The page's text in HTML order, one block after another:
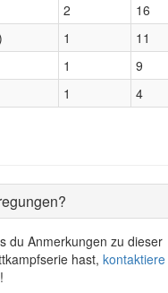
2
16
1
11
1
9
1 4
du Anmerkungen zu dieser
hast, kontaktiere